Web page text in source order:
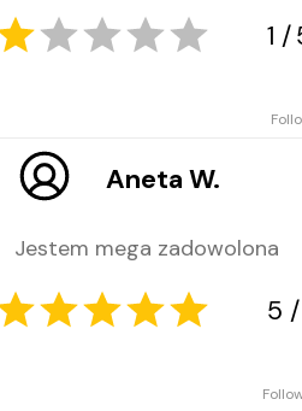
Aneta W.
Jestem mega zadowolona